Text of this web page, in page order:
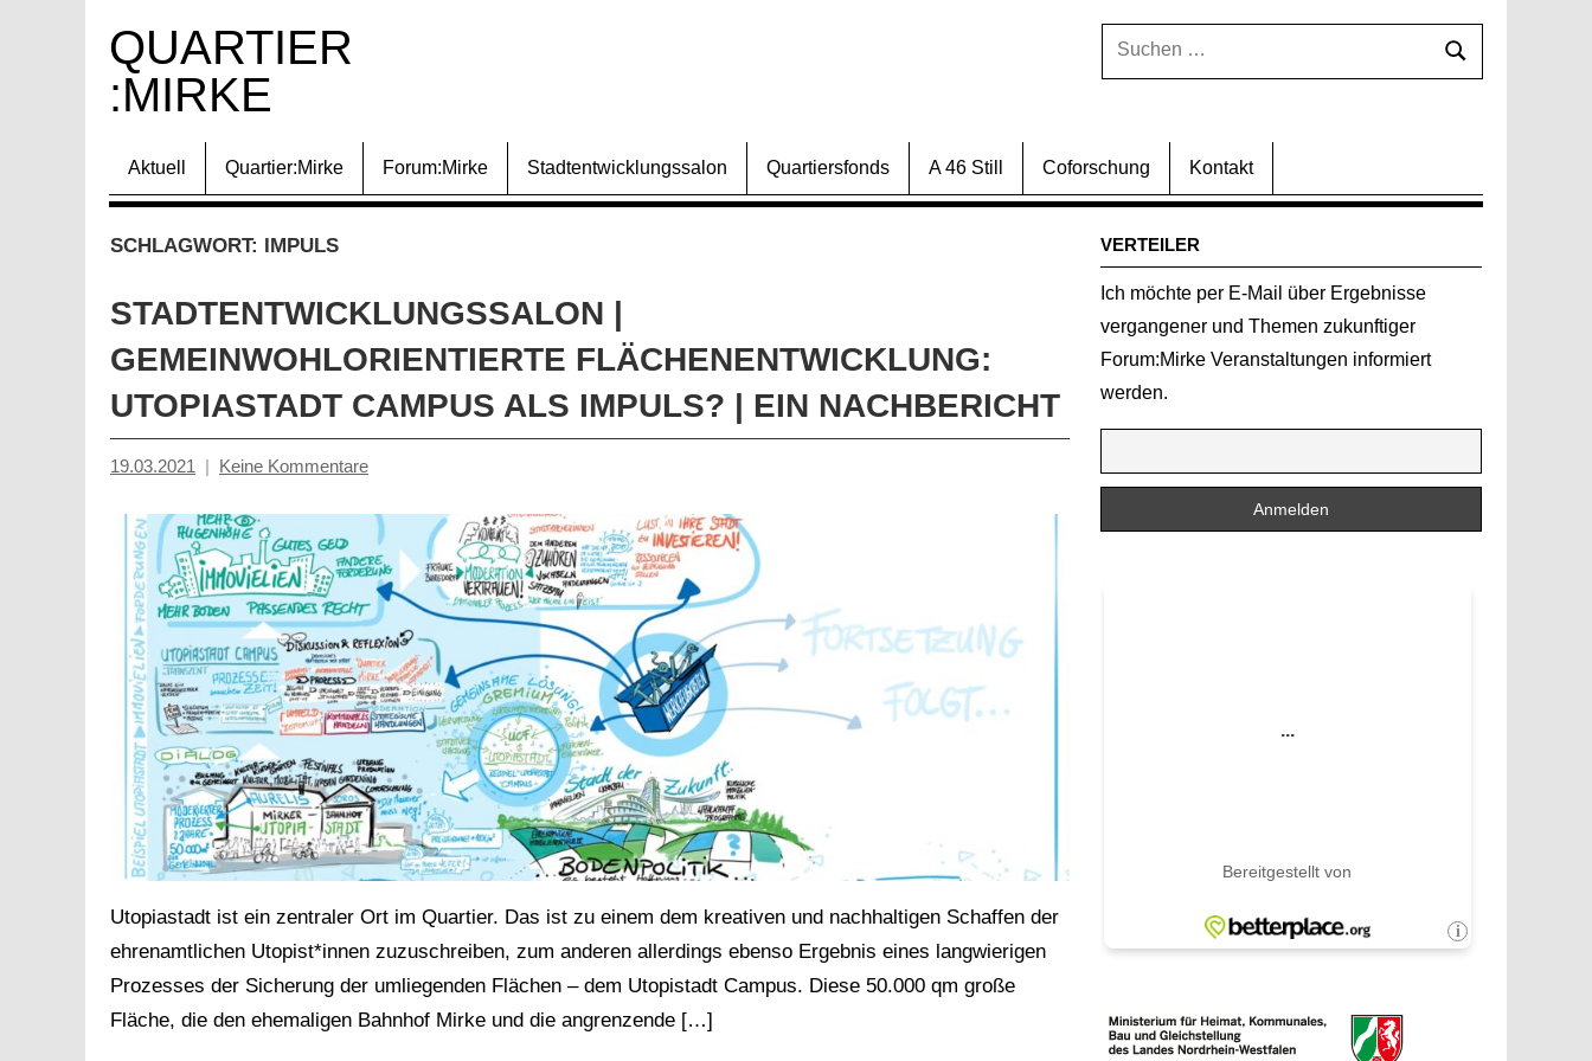
Inhalt
springen
QUARTIER
:MIRKE
Suchen
Suchen
Aktuell Quartier:Mirke Forum:Mirke Stadtentwicklungssalon Quartiersfonds A 46 Still Coforschung Kontakt
SCHLAGWORT: IMPULS
STADTENTWICKLUNGSSALON |
GEMEINWOHLORIENTIERTE FLÄCHENENTWICKLUNG:
UTOPIASTADT CAMPUS ALS IMPULS? | EIN NACHBERICHT
19.03.2021
Mosche
Keine Kommentare
Utopiastadt ist ein zentraler Ort im Quartier. Das ist zu einem dem kreativen und nachhaltigen Schaffen der
ehrenamtlichen Utopist*innen zuzuschreiben, zum anderen allerdings ebenso Ergebnis eines langwierigen
Prozesses der Sicherung der umliegenden Flächen – dem Utopistadt Campus. Diese 50.000 qm große
Fläche, die den ehemaligen Bahnhof Mirke und die angrenzende […]
VERTEILER
Ich möchte per E-Mail über Ergebnisse
vergangener und Themen zukunftiger
Forum:Mirke Veranstaltungen informiert
werden.